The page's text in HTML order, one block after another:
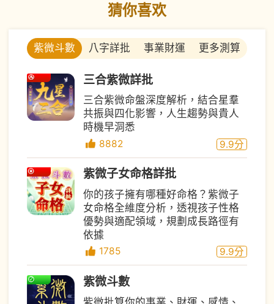
猜你喜欢
紫微斗數 八字詳批 事業財運 更多測算
三合紫微詳批
三合紫微命盤深度解析，結合星羣
共振與四化影響，人生趨勢與貴人
時機早洞悉
8882 9.9分
紫微子女命格詳批
你的孩子擁有哪種好命格？紫微子
女命格全維度分析，透視孩子性格
優勢與適配領域，規劃成長路徑有
依據
1785 9.9分
紫微斗數